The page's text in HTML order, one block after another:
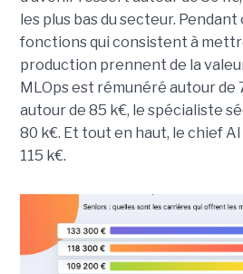
les plus bas du secteur. Pendant
fonctions qui consistent à
production prennent de la
MLOps est rémunéré autour de
autour de 85 k€, le spécialiste
80 k€. Et tout en haut, le chief
115 k€.